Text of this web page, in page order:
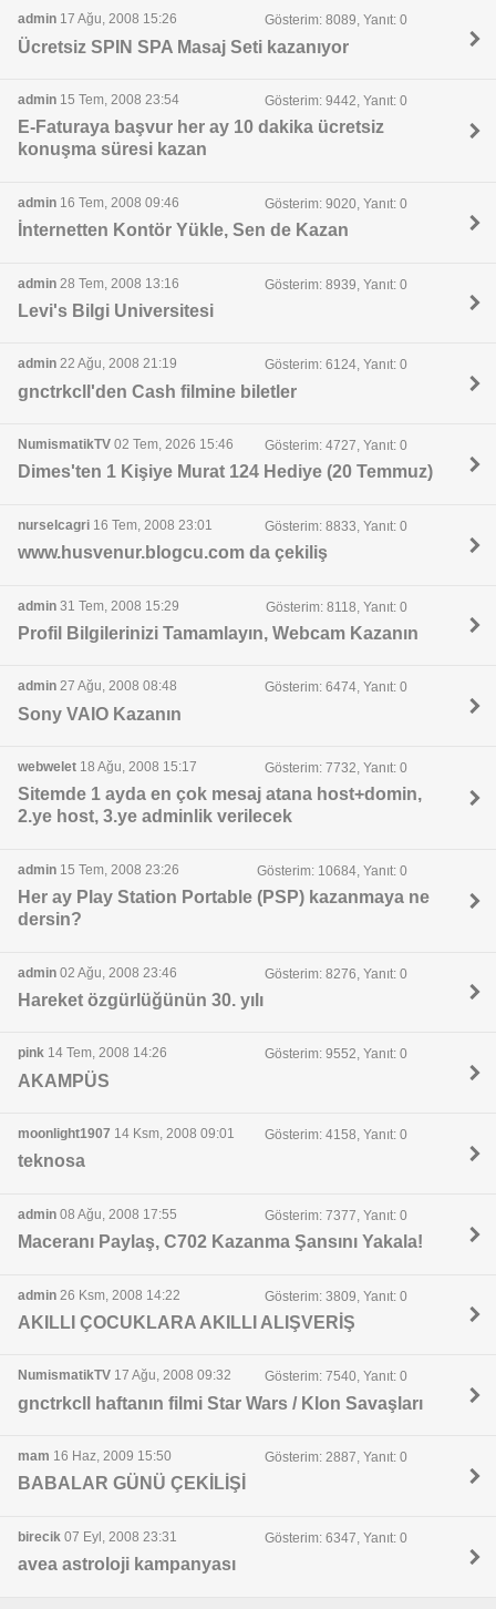
admin 17 Ağu, 2008 15:26 Gösterim: 8089, Yanıt: 0
Ücretsiz SPIN SPA Masaj Seti kazanıyor
admin 15 Tem, 2008 23:54 Gösterim: 9442, Yanıt: 0
E-Faturaya başvur her ay 10 dakika ücretsiz
konuşma süresi kazan
admin 16 Tem, 2008 09:46 Gösterim: 9020, Yanıt: 0
İnternetten Kontör Yükle, Sen de Kazan
admin 28 Tem, 2008 13:16 Gösterim: 8939, Yanıt: 0
Levi's Bilgi Universitesi
admin 22 Ağu, 2008 21:19 Gösterim: 6124, Yanıt: 0
gnctrkcll'den Cash filmine biletler
NumismatikTV 02 Tem, 2026 15:46 Gösterim: 4727, Yanıt: 0
Dimes'ten 1 Kişiye Murat 124 Hediye (20 Temmuz)
nurselcagri 16 Tem, 2008 23:01 Gösterim: 8833, Yanıt: 0
www.husvenur.blogcu.com da çekiliş
admin 31 Tem, 2008 15:29 Gösterim: 8118, Yanıt: 0
Profil Bilgilerinizi Tamamlayın, Webcam Kazanın
admin 27 Ağu, 2008 08:48 Gösterim: 6474, Yanıt: 0
Sony VAIO Kazanın
webwelet 18 Ağu, 2008 15:17 Gösterim: 7732, Yanıt: 0
Sitemde 1 ayda en çok mesaj atana host+domin,
2.ye host, 3.ye adminlik verilecek
admin 15 Tem, 2008 23:26 Gösterim: 10684, Yanıt: 0
Her ay Play Station Portable (PSP) kazanmaya ne
dersin?
admin 02 Ağu, 2008 23:46 Gösterim: 8276, Yanıt: 0
Hareket özgürlüğünün 30. yılı
pink 14 Tem, 2008 14:26 Gösterim: 9552, Yanıt: 0
AKAMPÜS
moonlight1907 14 Ksm, 2008 09:01 Gösterim: 4158, Yanıt: 0
teknosa
admin 08 Ağu, 2008 17:55 Gösterim: 7377, Yanıt: 0
Maceranı Paylaş, C702 Kazanma Şansını Yakala!
admin 26 Ksm, 2008 14:22 Gösterim: 3809, Yanıt: 0
AKILLI ÇOCUKLARA AKILLI ALIŞVERİŞ
NumismatikTV 17 Ağu, 2008 09:32 Gösterim: 7540, Yanıt: 0
gnctrkcll haftanın filmi Star Wars / Klon Savaşları
mam 16 Haz, 2009 15:50 Gösterim: 2887, Yanıt: 0
BABALAR GÜNÜ ÇEKİLİŞİ
birecik 07 Eyl, 2008 23:31 Gösterim: 6347, Yanıt: 0
avea astroloji kampanyası